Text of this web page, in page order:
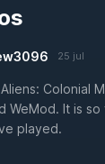
25 jul
Colonial
WeMod. It is
played.